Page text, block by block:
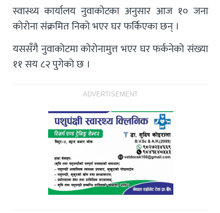
स्वास्थ्य कार्यालय नुवाकोटका अनुसार आज १० जना
कोरोना संक्रमित निको भएर घर फर्किएका छन् ।
यससँगै नुवाकोटमा कोरोनामुत्त भएर घर फर्कनेको संख्या
११ सय ८२ पुगेको छ ।
ADVERTISEMENT